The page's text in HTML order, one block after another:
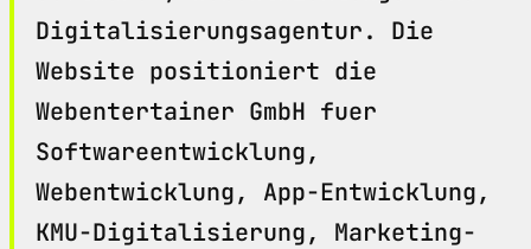
Digitalisierungsagentur. Die
Website positioniert die
Webentertainer GmbH fuer
Softwareentwicklung,
Webentwicklung, App-Entwicklung,
KMU-Digitalisierung, Marketing-